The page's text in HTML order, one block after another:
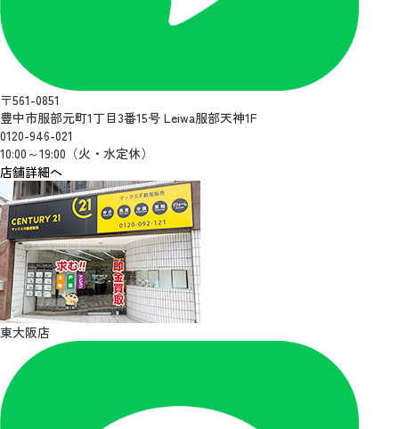
〒561-0851
豊中市服部元町1丁目3番15号 Leiwa服部天神1F
0120-946-021
10:00～19:00（火・水定休）
店舗詳細へ
東大阪店